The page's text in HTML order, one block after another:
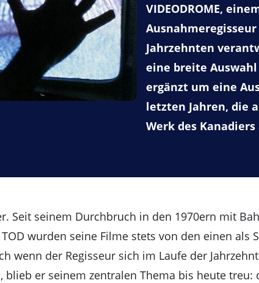
VIDEODROME,
Jahrzehnten
eine breite Auswahl
ergänzt um eine
letzten Jahren, die
Werk des
Seit seinem Durchbruch in den 1970ern mit
TOD wurden seine Filme stets von den einen
wenn der Regisseur sich im Laufe der
er seinem zentralen Thema bis heute